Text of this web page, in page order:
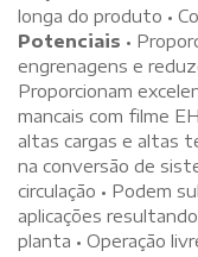
longa do produto •
Potenciais •
engrenagens e
Proporcionam
mancais com filme
altas cargas e altas
na conversão de
circulação • Podem
aplicações
planta • Operação